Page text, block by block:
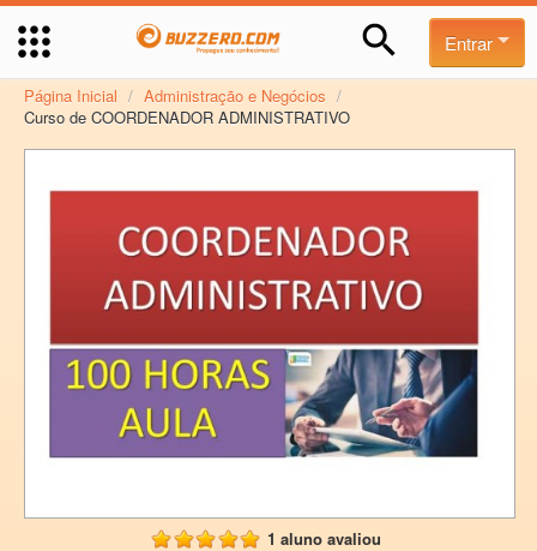
Entrar
Página Inicial / Administração e Negócios /
Curso de COORDENADOR ADMINISTRATIVO
1 aluno avaliou